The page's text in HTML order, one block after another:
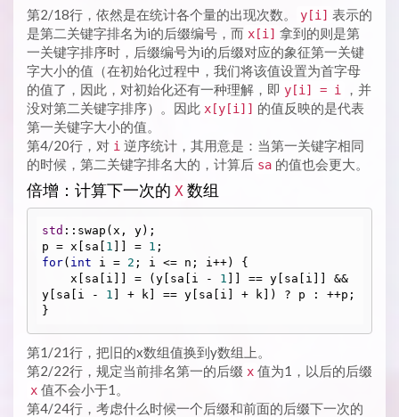
第2/18行，依然是在统计各个量的出现次数。 y[i] 表示的
是第二关键字排名为i的后缀编号，而 x[i] 拿到的则是第
一关键字排序时，后缀编号为i的后缀对应的象征第一关键
字大小的值（在初始化过程中，我们将该值设置为首字母
的值了，因此，对初始化还有一种理解，即 y[i] = i
，并
没对第二关键字排序）。因此 x[y[i]] 的值反映的是代表
第一关键字大小的值。
第4/20行，对 i 逆序统计，其用意是：当第一关键字相同
的时候，第二关键字排名大的，计算后 sa 的值也会更大。
倍增：计算下一次的 X 数组
std ::swap(x, y);
p = x[sa[ 1 ]] = 1
for( int i = 2 ; i <= n; i++) {
    x[sa[i]] = (y[sa[i -
1 ]] == y[sa[i]] &&
y[sa[i - 1 ] + k] == y[sa[i] + k]) ? p : ++p;
第1/21行，把旧的x数组值换到y数组上。
第2/22行，规定当前排名第一的后缀 x 值为1，以后的后缀
x 值不会小于1。
第4/24行，考虑什么时候一个后缀和前面的后缀下一次的